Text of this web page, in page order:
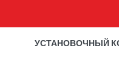
УСТАНОВОЧНЫЙ